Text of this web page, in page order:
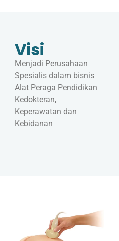
Visi
Menjadi Perusahaan
Spesialis dalam bisnis
Alat Peraga Pendidikan
Kedokteran,
Keperawatan dan
Kebidanan